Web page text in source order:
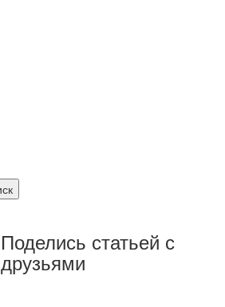
Поделись статьей с
друзьями